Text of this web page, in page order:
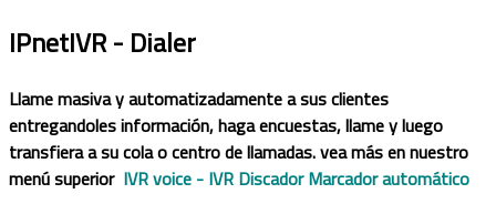
IPnetIVR - Dialer
Llame masiva y automatizadamente a sus clientes
entregandoles información, haga encuestas, llame y luego
transfiera a su cola o centro de llamadas. vea más en nuestro
menú superiorIVR voice - IVR Discador Marcador automático